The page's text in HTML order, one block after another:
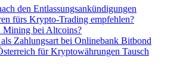
den Entlassungsankündigungen
fürs Krypto-Trading empfehlen?
Mining bei Altcoins?
Zahlungsart bei Onlinebank Bitbond
für Kryptowährungen Tausch